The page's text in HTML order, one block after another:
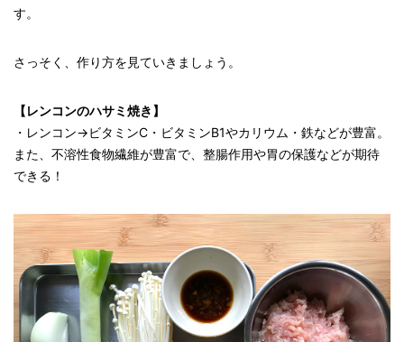
す。
さっそく、作り方を見ていきましょう。
【レンコンのハサミ焼き】
・レンコン→ビタミンC・ビタミンB1やカリウム・鉄などが豊富。
また、不溶性食物繊維が豊富で、整腸作用や胃の保護などが期待
できる！